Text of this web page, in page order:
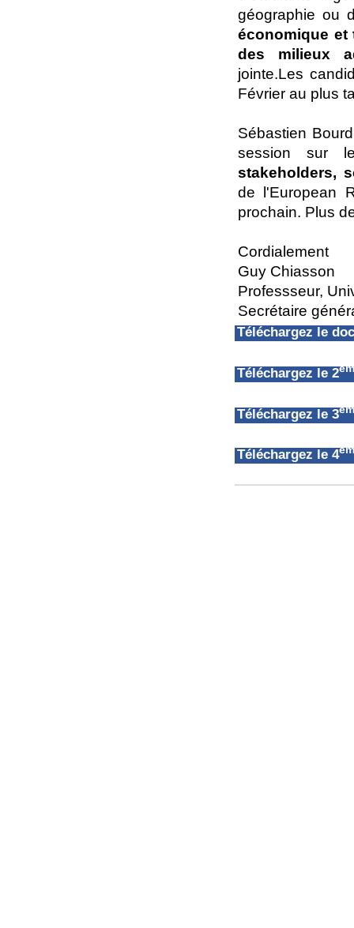
géographie ou
économique et
des milieux
jointe.Les
Février au plus
Sébastien
session sur
stakeholders,
de l'European
prochain. Plus
Cordialement
Guy Chiasson
Professseur,
Secrétaire
Téléchargez le
Téléchargez le 2
Téléchargez le 3
Téléchargez le 4